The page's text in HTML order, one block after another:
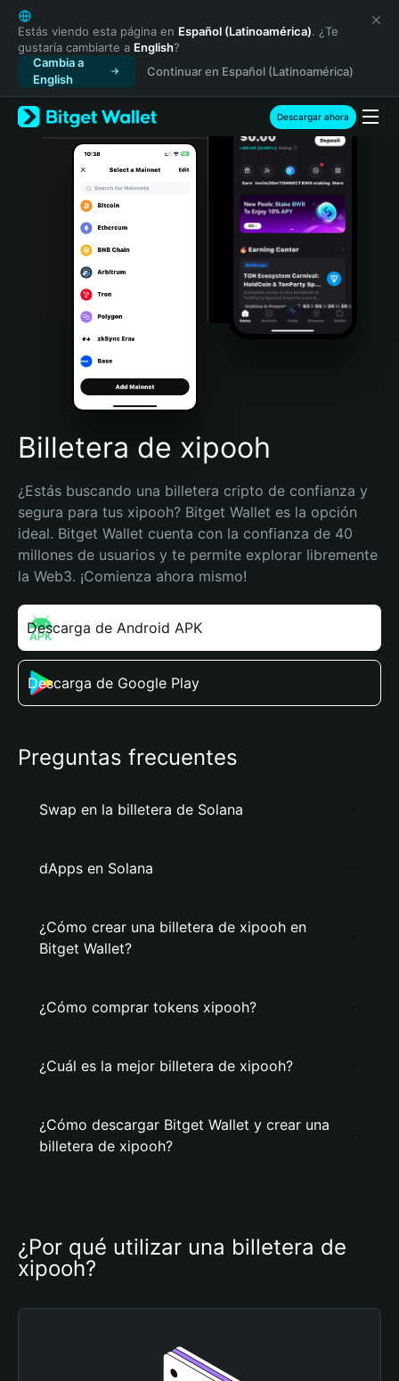
English
日本語
Tiếng Việt
Русский
Español (Latinoamérica)
Türkçe
Italiano
Português (Portugal)
Bahasa Indonesia
Português (Brasil)
Español (Argentina)
Estás viendo esta página en Español (Latinoamérica). ¿Te
gustaría cambiarte a English?
Cambia a
English
Continuar en Español (Latinoamérica)
Descargar ahora
Billetera de xipooh
¿Estás buscando una billetera cripto de confianza y
segura para tus xipooh? Bitget Wallet es la opción
ideal. Bitget Wallet cuenta con la confianza de 40
millones de usuarios y te permite explorar libremente
la Web3. ¡Comienza ahora mismo!
Descarga de Android APK
Descarga de Google Play
Preguntas frecuentes
Swap en la billetera de Solana
dApps en Solana
¿Cómo crear una billetera de xipooh en
Bitget Wallet?
¿Cómo comprar tokens xipooh?
¿Cuál es la mejor billetera de xipooh?
¿Cómo descargar Bitget Wallet y crear una
billetera de xipooh?
¿Por qué utilizar una billetera de
xipooh?